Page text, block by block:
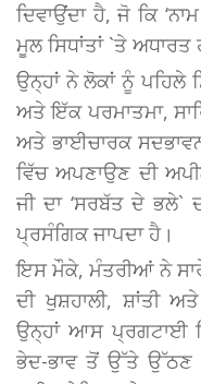
ਦਿਵਾਉਂਦਾ ਹੈ, ਜੋ ਕਿ
ਮੂਲ ਸਿਧਾਂਤਾਂ `ਤੇ ਅਧਾਰਤ
ਉਨ੍ਹਾਂ ਨੇ ਲੋਕਾਂ ਨੂੰ ਪਹਿਲੇ
ਅਤੇ ਇੱਕ ਪਰਮਾਤਮਾ,
ਅਤੇ ਭਾਈਚਾਰਕ
ਵਿੱਚ ਅਪਣਾਉਣ ਦੀ
ਜੀ ਦਾ ‘ਸਰਬੱਤ ਦੇ ਭਲੇ`
ਪ੍ਰਸੰਗਿਕ ਜਾਪਦਾ ਹੈ।
ਇਸ ਮੌਕੇ, ਮੰਤਰੀਆਂ ਨੇ ਸਾਰੇ
ਦੀ ਖੁਸ਼ਹਾਲੀ, ਸ਼ਾਂਤੀ
ਉਨ੍ਹਾਂ ਆਸ ਪ੍ਰਗਟਾਈ
ਭੇਦ-ਭਾਵ ਤੋਂ ਉੱਤੇ ਉੱਠਣ